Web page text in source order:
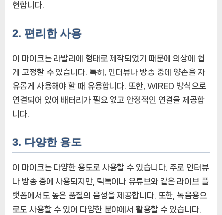
현합니다.
2. 편리한 사용
이 마이크는 라발리에 형태로 제작되었기 때문에 의상에 쉽
게 고정할 수 있습니다. 특히, 인터뷰나 방송 중에 양손을 자
유롭게 사용해야 할 때 유용합니다. 또한, WIRED 방식으로
연결되어 있어 배터리가 필요 없고 안정적인 연결을 제공합
니다.
3. 다양한 용도
이 마이크는 다양한 용도로 사용할 수 있습니다. 주로 인터뷰
나 방송 중에 사용되지만, 틱톡이나 유튜브와 같은 라이브 플
랫폼에서도 높은 품질의 음성을 제공합니다. 또한, 녹음용으
로도 사용할 수 있어 다양한 분야에서 활용할 수 있습니다.